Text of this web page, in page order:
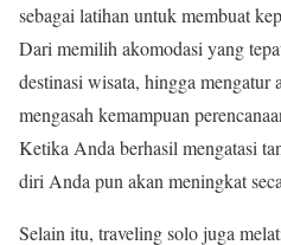
sebagai latihan untuk membuat
Dari memilih akomodasi yang
destinasi wisata, hingga mengatur
mengasah kemampuan
Ketika Anda berhasil mengatasi
diri Anda pun akan meningkat
Selain itu, traveling solo juga